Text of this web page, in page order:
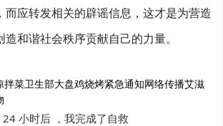
而应转发相关的辟谣信息，这才是为营造
和谐社会秩序贡献自己的力量。
拌菜卫生部大盘鸡烧烤紧急通知网络传播艾滋
小时后 ，我完成了自救